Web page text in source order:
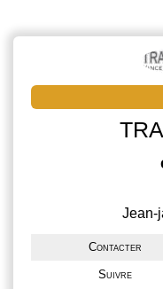
Jean-
Contacter
Suivre